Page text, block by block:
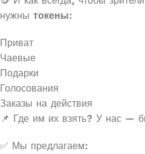
нужны токены:
Приват
Чаевые
Подарки
Голосования
Заказы на действия
📌 Где им их взять? У нас —
✅ Мы предлагаем: